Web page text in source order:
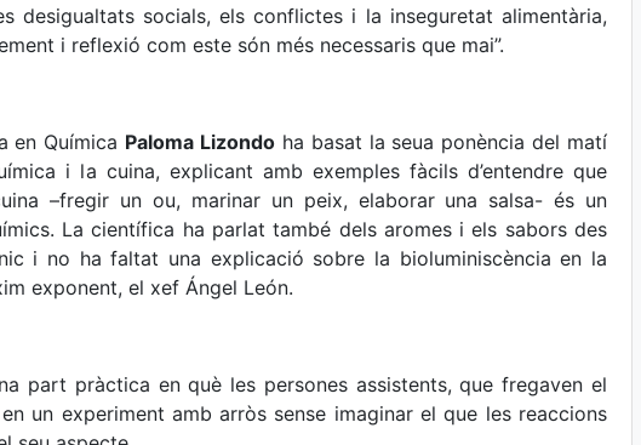
desigualtats socials, els conflictes i la inseguretat alimentària,
i reflexió com este són més necessaris que mai”.
en Química Paloma Lizondo ha basat la seua ponència del matí
i la cuina, explicant amb exemples fàcils d’entendre que
–fregir un ou, marinar un peix, elaborar una salsa- és un
La científica ha parlat també dels aromes i els sabors des
i no ha faltat una explicació sobre la bioluminiscència en la
exponent, el xef Ángel León.
part pràctica en què les persones assistents, que fregaven el
un experiment amb arròs sense imaginar el que les reaccions